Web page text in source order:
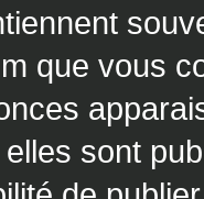
que vous
sont